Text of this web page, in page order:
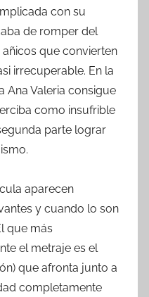
con su
de romper del
que convierten
irrecuperable. En la
Ana Valeria consigue
como insufrible
parte lograr
aparecen
y cuando lo son
que más
el metraje es el
que afronta junto a
completamente